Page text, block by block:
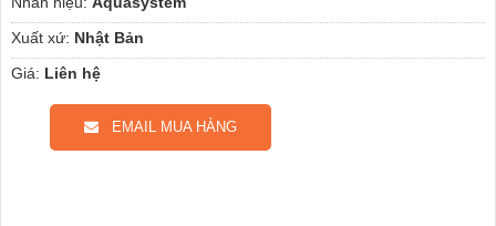
Xuất xứ: Nhật Bản
Giá: Liên hệ
EMAIL MUA HÀNG